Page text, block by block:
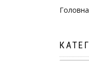
Головна